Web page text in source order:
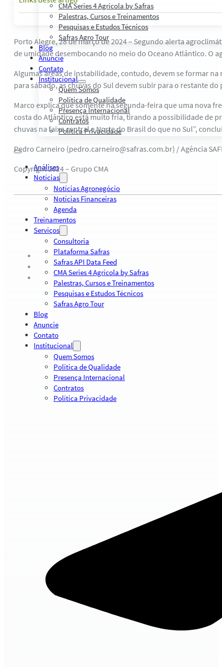
CMA Series 4 Agrícola by Safras
Palestras, Cursos e Treinamentos
Pesquisas e Estudos Técnicos
Safras Agro Tour
Blog
Anuncie
Contato
Institucional
Quem Somos
Política de Qualidade
Presença Internacional
Contratos
Política Privacidade
Análises
Notícias
Notícias Agronegócio
Notícias Financeiras
Agenda
Treinamentos
Serviços
Consultoria
Plataforma Safras
Safras API Data Feed
CMA Series 4 Agrícola by Safras
Palestras, Cursos e Treinamentos
Pesquisas e Estudos Técnicos
Safras Agro Tour
Blog
Anuncie
Contato
Institucional
Quem Somos
Política de Qualidade
Presença Internacional
Contratos
Política Privacidade
Porto Alegre, 28 de março de 2024 – Segundo alerta
de umidade desembocando no meio do Oceano Atlântico. O
Algumas áreas de instabilidade, contudo, devem se formar
para sábado, as chuvas do Sul devem subir para o restante
Marco explica que somente na segunda-feira que uma nova
costa do Atlântico está muito fria, tirando a possibilidade de
chuvas na faixa central e Norte do Brasil do que no Sul”,
Pedro Carneiro (pedro.carneiro@safras.com.br) / Agência
Copyright 2024 – Grupo CMA